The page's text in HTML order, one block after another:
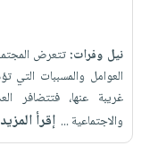
نيل وفرات: تتعرض
العوامل والمسببات
غريبة عنها، فتتضافر
والاجتماعية ... إقرأ